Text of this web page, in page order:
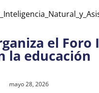
el
la educación
mayo 28, 2026